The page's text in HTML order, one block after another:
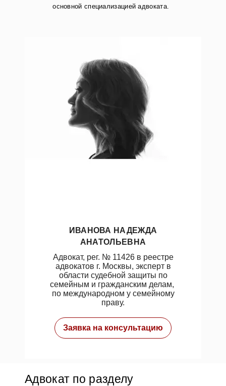
основной специализацией адвоката.
ИВАНОВА НАДЕЖДА
АНАТОЛЬЕВНА
Адвокат, рег. № 11426 в реестре
адвокатов г. Москвы, эксперт в
области судебной защиты по
семейным и гражданским делам,
по международном у семейному
праву.
Заявка на консультацию
Адвокат по разделу